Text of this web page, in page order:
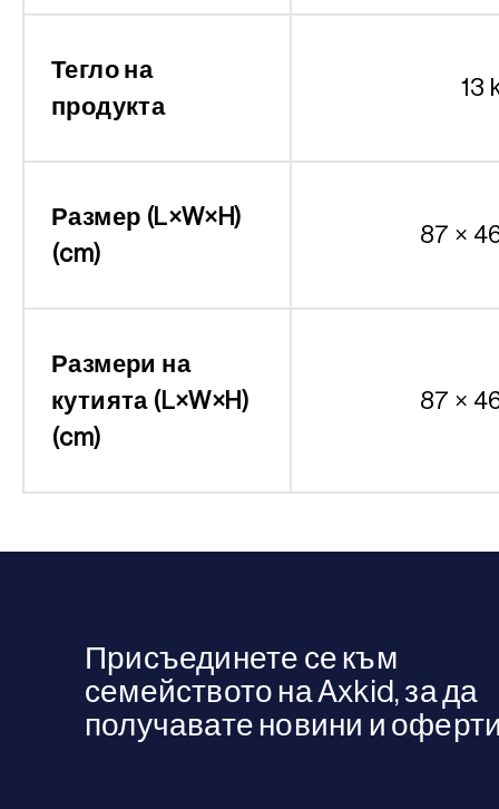
Тегло на
продукта
13
Размер (L×W×H)
(cm)
87 ×
Размери на
кутията (L×W×H)
(cm)
87 ×
Присъединете се към
семейството на Axkid, за да
получавате новини и